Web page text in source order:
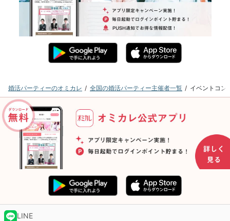
婚活パーティーのオミカレ 全国の婚活パーティー主催者一覧 イベントコン
LINE